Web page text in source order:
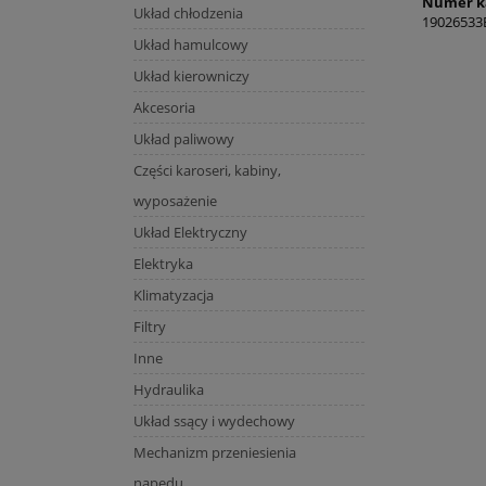
Układ chłodzenia
Układ hamulcowy
Układ kierowniczy
Akcesoria
Układ paliwowy
Części karoseri, kabiny,
wyposażenie
Układ Elektryczny
Elektryka
Klimatyzacja
Filtry
Inne
Hydraulika
Układ ssący i wydechowy
Mechanizm przeniesienia